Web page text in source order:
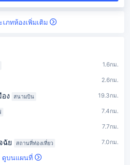
เภทห้องเพิ่มเติม
1.6กม.
2.6กม.
ง สนามบิน 19.3กม.
7.4กม.
7.7กม.
ฉัย สถานที่ท่องเที่ยว 7.0กม.
ดูบนแผนที่